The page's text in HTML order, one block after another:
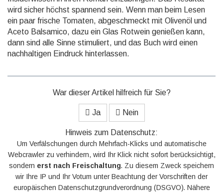
wird sicher höchst spannend sein. Wenn man beim Lesen
ein paar frische Tomaten, abgeschmeckt mit Olivenöl und
Aceto Balsamico, dazu ein Glas Rotwein genießen kann,
dann sind alle Sinne stimuliert, und das Buch wird einen
nachhaltigen Eindruck hinterlassen.
War dieser Artikel hilfreich für Sie?
Ja Nein
Hinweis zum Datenschutz:
Um Verfälschungen durch Mehrfach-Klicks und automatische
Webcrawler zu verhindern, wird Ihr Klick nicht sofort berücksichtigt,
sondern erst nach Freischaltung. Zu diesem Zweck speichern
wir Ihre IP und Ihr Votum unter Beachtung der Vorschriften der
europäischen Datenschutzgrundverordnung (DSGVO). Nähere